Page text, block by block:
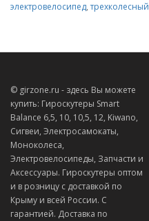
электровелосипед,трехколесный
© girzone.ru - здесь Вы можете
купить: Гироскутеры Smart
Balance 6,5, 10, 10,5, 12, Kiwano,
Сигвеи, Электросамокаты,
Моноколеса,
Электровелосипеды, Запчасти и
Аксессуары. Гироскутеры оптом
и в розницу с доставкой по
Крыму и всей России. С
гарантией. Доставка по